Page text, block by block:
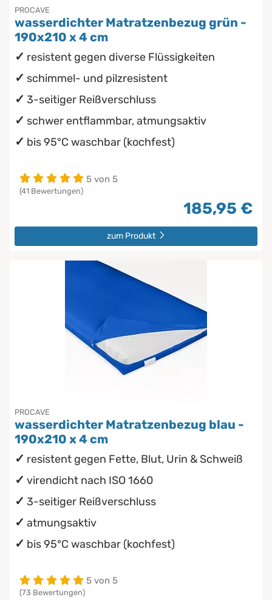
PROCAVE
wasserdichter Matratzenbezug grün -
190x210 x 4 cm
resistent gegen diverse Flüssigkeiten
schimmel- und pilzresistent
3-seitiger Reißverschluss
schwer entflammbar, atmungsaktiv
bis 95°C waschbar (kochfest)
5 von 5
(41 Bewertungen)
185,95 €
zum Produkt
PROCAVE
wasserdichter Matratzenbezug blau -
190x210 x 4 cm
resistent gegen Fette, Blut, Urin & Schweiß
virendicht nach ISO 1660
3-seitiger Reißverschluss
atmungsaktiv
bis 95°C waschbar (kochfest)
5 von 5
(73 Bewertungen)